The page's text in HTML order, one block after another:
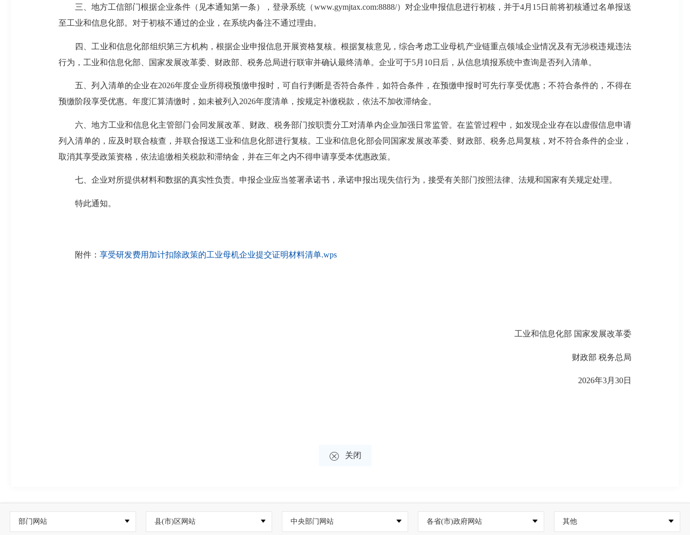
三、地方工信部门根据企业条件（见本通知第一条），登录系统（www.gymjtax.com:8888/）对企业申报信息进行初核，并于4月15日前将初核通过名单报送
至工业和信息化部。对于初核不通过的企业，在系统内备注不通过理由。
四、工业和信息化部组织第三方机构，根据企业申报信息开展资格复核。根据复核意见，综合考虑工业母机产业链重点领域企业情况及有无涉税违规违法
行为，工业和信息化部、国家发展改革委、财政部、税务总局进行联审并确认最终清单。企业可于5月10日后，从信息填报系统中查询是否列入清单。
五、列入清单的企业在2026年度企业所得税预缴申报时，可自行判断是否符合条件，如符合条件，在预缴申报时可先行享受优惠；不符合条件的，不得在
预缴阶段享受优惠。年度汇算清缴时，如未被列入2026年度清单，按规定补缴税款，依法不加收滞纳金。
六、地方工业和信息化主管部门会同发展改革、财政、税务部门按职责分工对清单内企业加强日常监管。在监管过程中，如发现企业存在以虚假信息申请
列入清单的，应及时联合核查，并联合报送工业和信息化部进行复核。工业和信息化部会同国家发展改革委、财政部、税务总局复核，对不符合条件的企业，
取消其享受政策资格，依法追缴相关税款和滞纳金，并在三年之内不得申请享受本优惠政策。
七、企业对所提供材料和数据的真实性负责。申报企业应当签署承诺书，承诺申报出现失信行为，接受有关部门按照法律、法规和国家有关规定处理。
特此通知。
附件： 享受研发费用加计扣除政策的工业母机企业提交证明材料清单.wps
工业和信息化部 国家发展改革委
财政部 税务总局
2026年3月30日
 关闭
部门网站 县(市)区网站 中央部门网站 各省(市)政府网站 其他